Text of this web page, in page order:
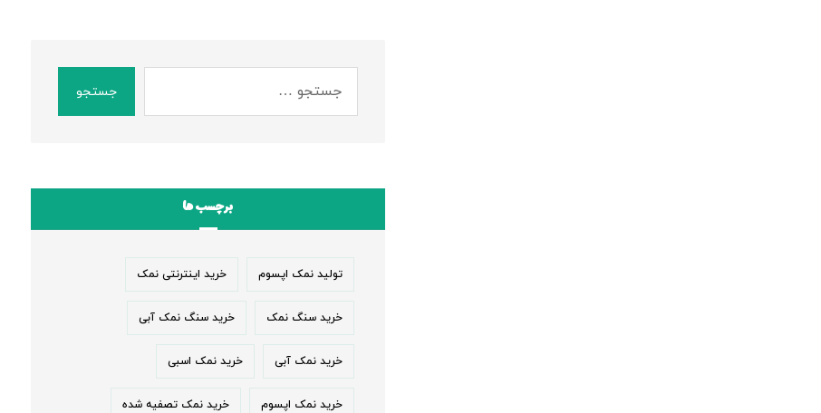
جستجو
برچسب ها
تولید نمک اپسوم خرید اینترنتی نمک
خرید سنگ نمک خرید سنگ نمک آبی
خرید نمک آبی خرید نمک اسبی
خرید نمک اپسوم خرید نمک تصفیه شده